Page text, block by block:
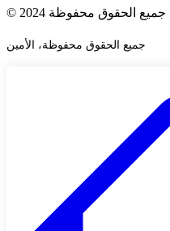
جميع الحقوق محفوظة، الأمين